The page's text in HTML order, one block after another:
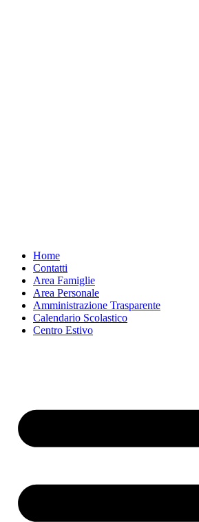
Home
Contatti
Area Famiglie
Area Personale
Amministrazione Trasparente
Calendario Scolastico
Centro Estivo